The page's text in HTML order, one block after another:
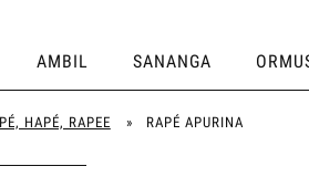
AMBIL SANANGA
HAPÉ, RAPEE » RAPÉ APURINA